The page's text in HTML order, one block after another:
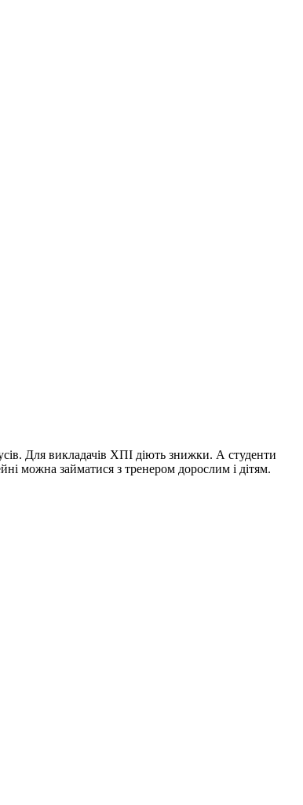
Для викладачів ХПІ діють знижки. А студенти
можна займатися з тренером дорослим і дітям.